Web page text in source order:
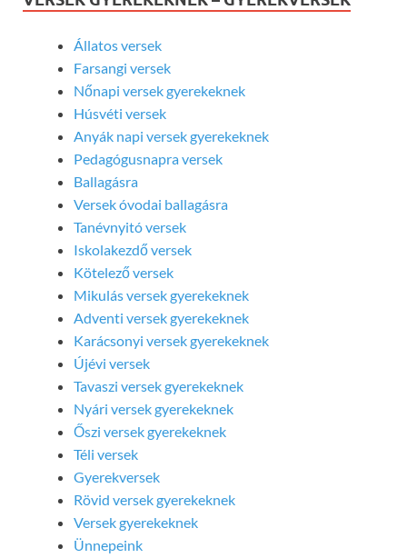
Állatos versek
Farsangi versek
Nőnapi versek gyerekeknek
Húsvéti versek
Anyák napi versek gyerekeknek
Pedagógusnapra versek
Ballagásra
Versek óvodai ballagásra
Tanévnyitó versek
Iskolakezdő versek
Kötelező versek
Mikulás versek gyerekeknek
Adventi versek gyerekeknek
Karácsonyi versek gyerekeknek
Újévi versek
Tavaszi versek gyerekeknek
Nyári versek gyerekeknek
Őszi versek gyerekeknek
Téli versek
Gyerekversek
Rövid versek gyerekeknek
Versek gyerekeknek
Ünnepeink